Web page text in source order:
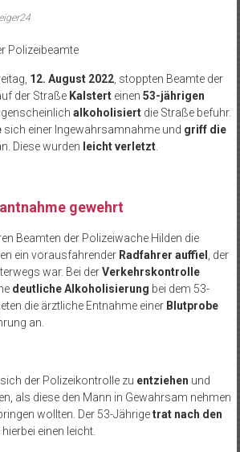
Polizeibeamte
12. August 2022, stoppten Beamte der
der Straße Kalsterteinen 53-jährigen
alkoholisiertdie Straße befuhr.
sich einer Ingewahrsamnahme und griff die
Diese wurden leicht verletzt.
gewehrt
Beamten der Polizeiwache Hilden die
ein vorausfahrender Radfahrer auffiel
, der
war. Bei derVerkehrskontrolle
deutliche Alkoholisierung bei dem 53-
die ärztliche Entnahme einer Blutprobe
an.
der Polizeikontrolle zu entziehen und
als diese den Mann in Gewahrsam nehmen
wollten. Der 53-Jährigetrat nach den
einen leicht.